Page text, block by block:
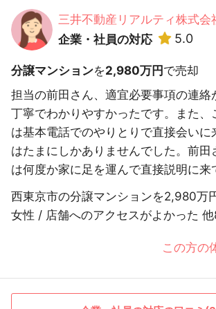
三井不動産リアルティ株式会
企業・社員の対応
5.0
分譲マンションを2,980万円 で売却
担当の前田さん、適宜必要事項の連絡
丁寧でわかりやすかったです。また、
は基本電話でのやりとりで直接会いに
はたまにしかありませんでした。前田
は何度か家に足を運んで直接説明に来
西東京市の分譲マンションを2,980万
女性 / 店舗へのアクセスがよかった
この方の